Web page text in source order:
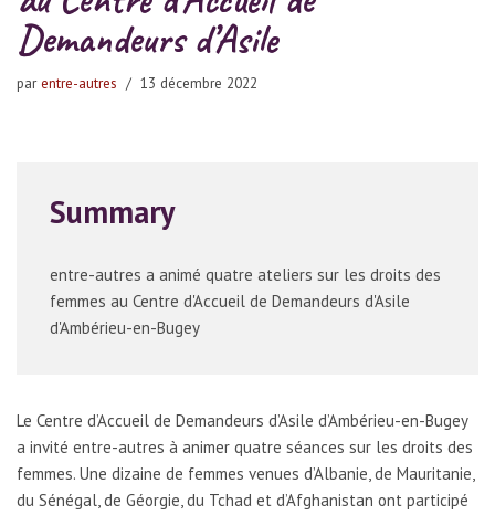
Demandeurs d’Asile
parentre-autres 13 décembre 2022
Summary
entre-autres a animé quatre ateliers sur les droits des
femmes au Centre d'Accueil de Demandeurs d'Asile
d'Ambérieu-en-Bugey
Le Centre d’Accueil de Demandeurs d’Asile d’Ambérieu-en-Bugey
a invité entre-autres à animer quatre séances sur les droits des
femmes. Une dizaine de femmes venues d’Albanie, de Mauritanie,
du Sénégal, de Géorgie, du Tchad et d’Afghanistan ont participé